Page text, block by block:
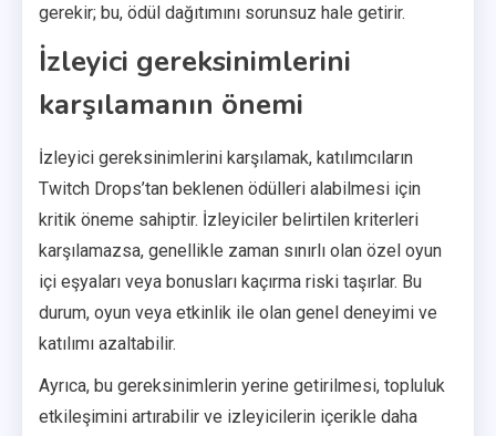
gerekir; bu, ödül dağıtımını sorunsuz hale getirir.
İzleyici gereksinimlerini
karşılamanın önemi
İzleyici gereksinimlerini karşılamak, katılımcıların
Twitch Drops’tan beklenen ödülleri alabilmesi için
kritik öneme sahiptir. İzleyiciler belirtilen kriterleri
karşılamazsa, genellikle zaman sınırlı olan özel oyun
içi eşyaları veya bonusları kaçırma riski taşırlar. Bu
durum, oyun veya etkinlik ile olan genel deneyimi ve
katılımı azaltabilir.
Ayrıca, bu gereksinimlerin yerine getirilmesi, topluluk
etkileşimini artırabilir ve izleyicilerin içerikle daha